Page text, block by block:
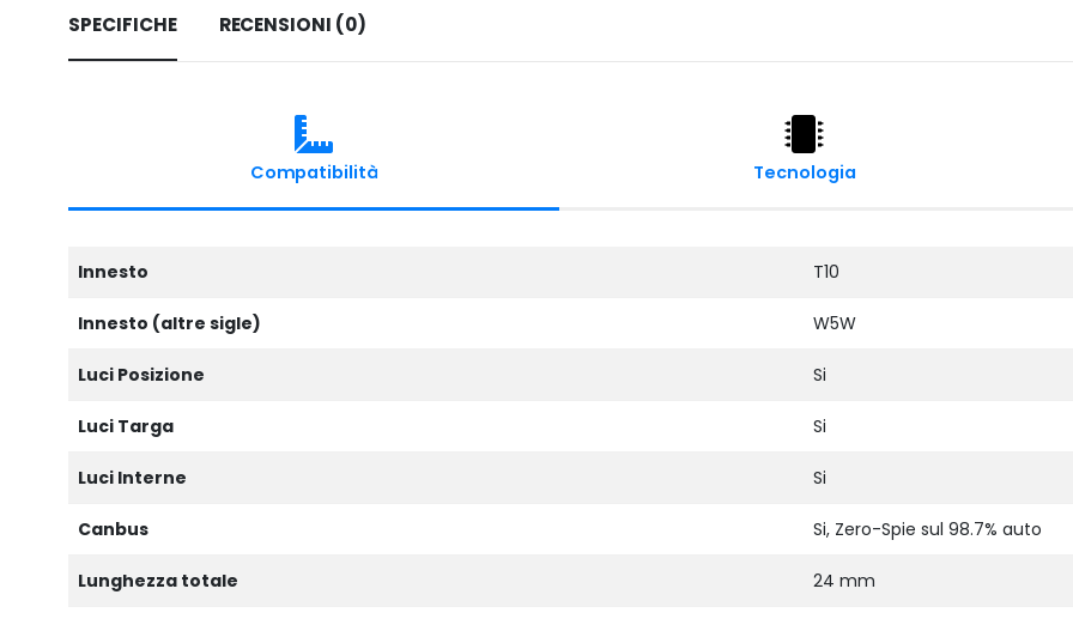
SPECIFICHE RECENSIONI (0)
Compatibilità Tecnologia
Innesto T10
Innesto (altre sigle) W5W
Luci Posizione Si
Luci Targa Si
Luci Interne Si
Canbus Si, Zero-Spie sul 98.7% auto
Lunghezza totale 24 mm